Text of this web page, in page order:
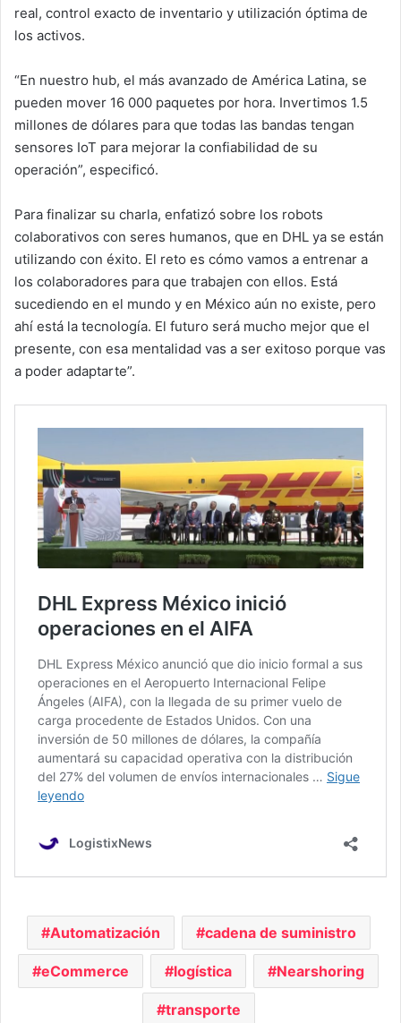
real, control exacto de inventario y utilización óptima de
los activos.
“En nuestro hub, el más avanzado de América Latina, se
pueden mover 16 000 paquetes por hora. Invertimos 1.5
millones de dólares para que todas las bandas tengan
sensores IoT para mejorar la confiabilidad de su
operación”, especificó.
Para finalizar su charla, enfatizó sobre los robots
colaborativos con seres humanos, que en DHL ya se están
utilizando con éxito. El reto es cómo vamos a entrenar a
los colaboradores para que trabajen con ellos. Está
sucediendo en el mundo y en México aún no existe, pero
ahí está la tecnología. El futuro será mucho mejor que el
presente, con esa mentalidad vas a ser exitoso porque vas
a poder adaptarte”.
Automatización cadena de suministro
eCommerce logística Nearshoring
transporte